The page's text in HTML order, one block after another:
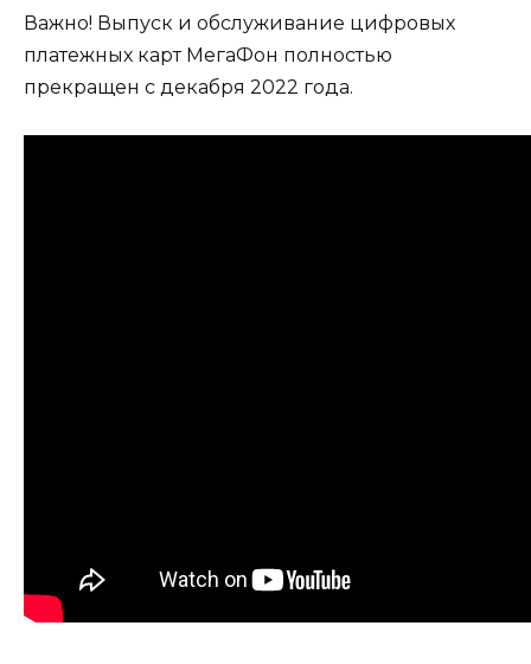
Важно! Выпуск и обслуживание цифровых
платежных карт МегаФон полностью
прекращен с декабря 2022 года.